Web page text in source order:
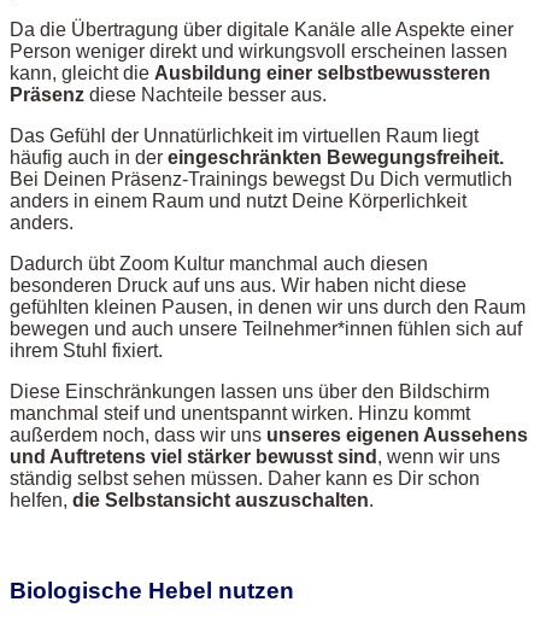
Da die Übertragung über digitale Kanäle alle Aspekte einer
Person weniger direkt und wirkungsvoll erscheinen lassen
kann, gleicht die Ausbildung einer selbstbewussteren
Präsenz diese Nachteile besser aus.
Das Gefühl der Unnatürlichkeit im virtuellen Raum liegt
häufig auch in der eingeschränkten Bewegungsfreiheit.
Bei Deinen Präsenz-Trainings bewegst Du Dich vermutlich
anders in einem Raum und nutzt Deine Körperlichkeit
anders.
Dadurch übt Zoom Kultur manchmal auch diesen
besonderen Druck auf uns aus. Wir haben nicht diese
gefühlten kleinen Pausen, in denen wir uns durch den Raum
bewegen und auch unsere Teilnehmer*innen fühlen sich auf
ihrem Stuhl fixiert.
Diese Einschränkungen lassen uns über den Bildschirm
manchmal steif und unentspannt wirken. Hinzu kommt
außerdem noch, dass wir uns unseres eigenen Aussehens
und Auftretens viel stärker bewusst sind , wenn wir uns
ständig selbst sehen müssen. Daher kann es Dir schon
helfen, die Selbstansicht auszuschalten.
Biologische Hebel nutzen